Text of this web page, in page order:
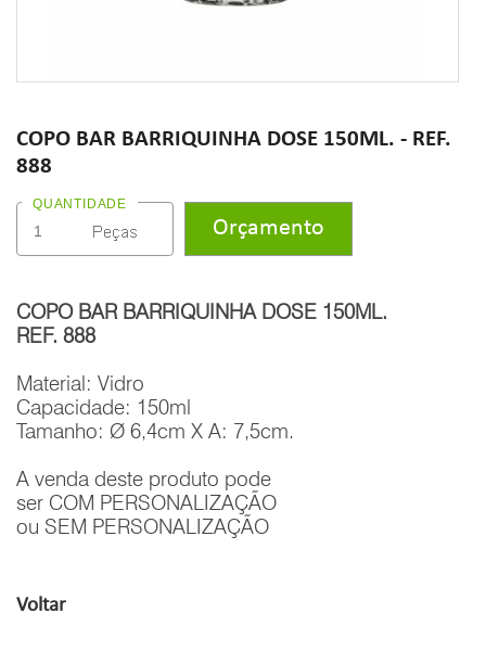
COPO BAR BARRIQUINHA DOSE 150ML. - REF.
888
QUANTIDADE
COPO BAR BARRIQUINHA DOSE 150ML.
REF. 888
Material: Vidro
Capacidade: 150ml
Tamanho: Ø 6,4cm X A: 7,5cm.
A venda deste produto pode
ser COM PERSONALIZAÇÃO
ou SEM PERSONALIZAÇÃO
Voltar